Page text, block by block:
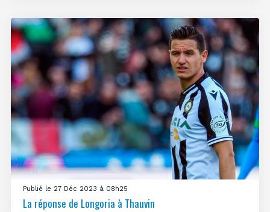
Publié le 27 Déc 2023 à 08h25
La réponse de Longoria à Thauvin